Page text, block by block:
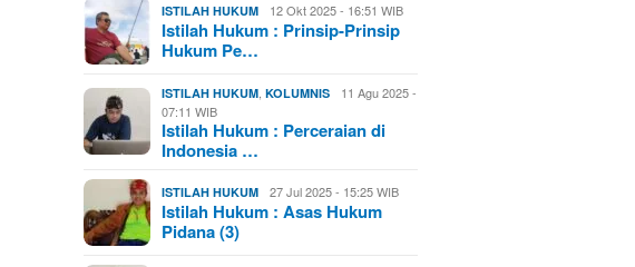
ISTILAH HUKUM 12 Okt 2025 - 16:51 WIB
Istilah Hukum : Prinsip-Prinsip
Hukum Pe…
ISTILAH HUKUM ,KOLUMNIS
11 Agu 2025 -
07:11 WIB
Istilah Hukum : Perceraian di
Indonesia …
ISTILAH HUKUM 27 Jul 2025 - 15:25 WIB
Istilah Hukum : Asas Hukum
Pidana (3)